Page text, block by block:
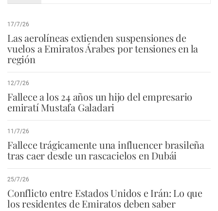
17/7/26
Las aerolíneas extienden suspensiones de
vuelos a Emiratos Árabes por tensiones en la
región
12/7/26
Fallece a los 24 años un hijo del empresario
emiratí Mustafa Galadari
11/7/26
Fallece trágicamente una influencer brasileña
tras caer desde un rascacielos en Dubái
25/7/26
Conflicto entre Estados Unidos e Irán: Lo que
los residentes de Emiratos deben saber